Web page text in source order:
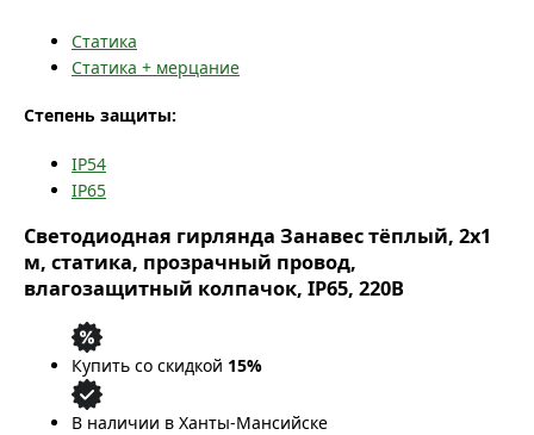
Статика
Статика + мерцание
Степень защиты:
IP54
IP65
Светодиодная гирлянда Занавес тёплый, 2x1
м, статика, прозрачный провод,
влагозащитный колпачок, IP65, 220В
Купить со скидкой 15%
В наличии в Ханты-Мансийске